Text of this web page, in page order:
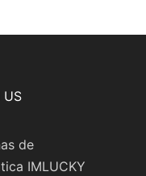
US
de
IMLUCKY